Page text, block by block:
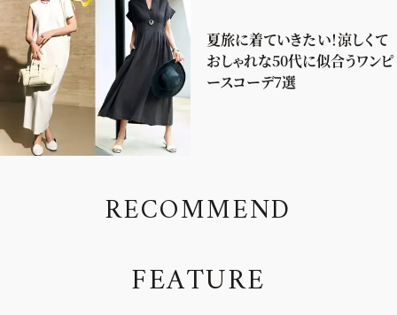
夏旅に着ていきたい！涼しくて
おしゃれな50代に似合うワンピ
ースコーデ7選
RECOMMEND
FEATURE